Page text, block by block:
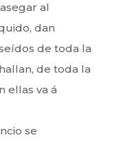
al
dan
de toda la
de toda la
ellas va á
se